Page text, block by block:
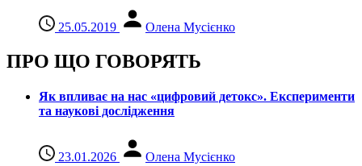
25.05.2019 Олена Мусієнко
ПРО ЩО ГОВОРЯТЬ
Як впливає на нас «цифровий детокс». Експерименти
та наукові дослідження
23.01.2026 Олена Мусієнко